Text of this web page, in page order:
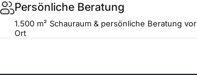
Persönliche Beratung
1.500 m² Schauraum & persönliche Beratung vor
Ort